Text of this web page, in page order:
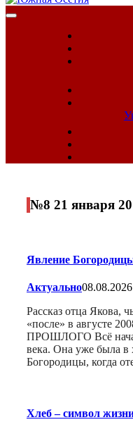
№8 21 января
Явление
Актуально08.08.2026
Рассказ отца Якова,
«после» в августе
ПРОШЛОГО Всё
века. Она уже была в
Богородицы, когда
Хлеб – символ